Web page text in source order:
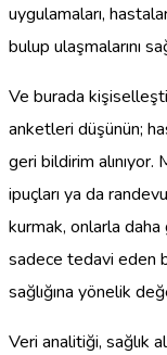
uygulamaları,
bulup ulaşmalarını
Ve burada
anketleri düşünün;
geri bildirim alınıyor.
ipuçları ya da
kurmak, onlarla
sadece tedavi eden
sağlığına yönelik
Veri analitiği, sağlık